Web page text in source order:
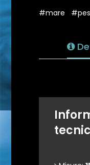
#mare